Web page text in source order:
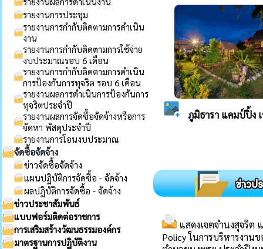
รายงานการประชุม
รายงานการกำกับติดตามการดำเนิน
งาน
รายงานการกำกับติดตามการใช้จ่าย
งบประมาณรอบ 6 เดือน
รายงานการกำกับติดตามการดำเนิน
การป้องกันการทุจริต รอบ 6 เดือน
รายงานผลการดำเนินการป้องกันการ
ทุจริตประจำปี
รายงานผลการจัดซื้อจัดจ้างหรือการ
จัดหา พัสดุประจำปี
รายงานการโอนงบประมาณ
จัดซื้อจัดจ้าง
ข่าวจัดซื้อจัดจ้าง
แผนปฏิบัติการจัดซื้อ - จัดจ้าง
ผลปฏิบัติการจัดซื้อ - จัดจ้าง
ข่าวประชาสัมพันธ์
แบบฟอร์มติดต่อราชการ
การเสริมสร้างวัฒนธรรมองค์กร
มาตรฐานการปฏิบัติงาน